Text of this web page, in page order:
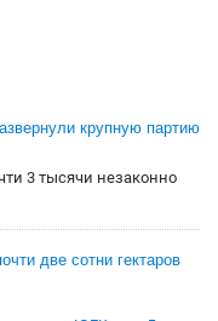
крупную партию
3 тысячи незаконно
две сотни гектаров